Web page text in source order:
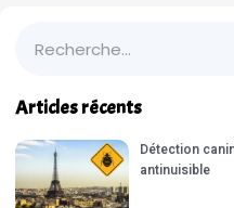
Articles récents
Détection
antinuisible